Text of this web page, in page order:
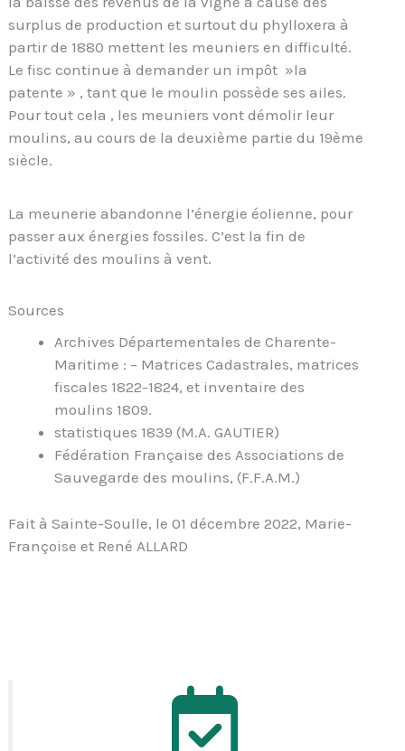
surplus de production et surtout du phylloxera à
partir de 1880 mettent les meuniers en difficulté.
Le fisc continue à demander un impôt »la
patente » , tant que le moulin possède ses ailes.
Pour tout cela , les meuniers vont démolir leur
moulins, au cours de la deuxième partie du 19ème
siècle.
La meunerie abandonne l’énergie éolienne, pour
passer aux énergies fossiles. C’est la fin de
l’activité des moulins à vent.
Sources
Archives Départementales de Charente-
Maritime : – Matrices Cadastrales, matrices
fiscales 1822-1824, et inventaire des
moulins 1809.
statistiques 1839 (M.A. GAUTIER)
Fédération Française des Associations de
Sauvegarde des moulins, (F.F.A.M.)
Fait à Sainte-Soulle, le 01 décembre 2022, Marie-
Françoise et René ALLARD